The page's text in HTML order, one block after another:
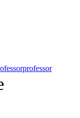
professor